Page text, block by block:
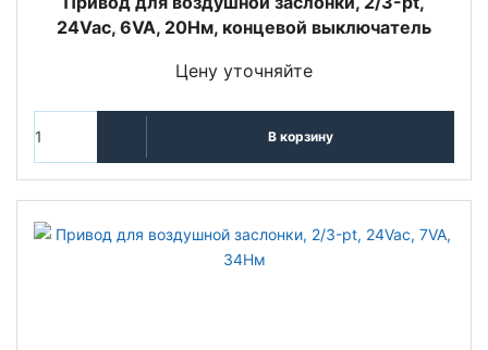
24Vac, 6VA, 20Нм, концевой выключатель
Цену уточняйте
В корзину